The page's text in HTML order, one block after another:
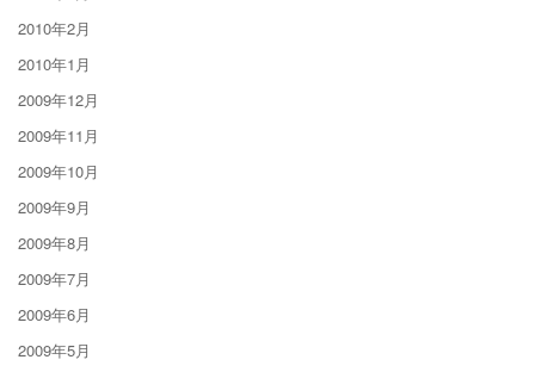
2010年2月
2010年1月
2009年12月
2009年11月
2009年10月
2009年9月
2009年8月
2009年7月
2009年6月
2009年5月